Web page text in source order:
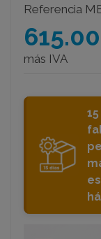
Referencia
más IVA